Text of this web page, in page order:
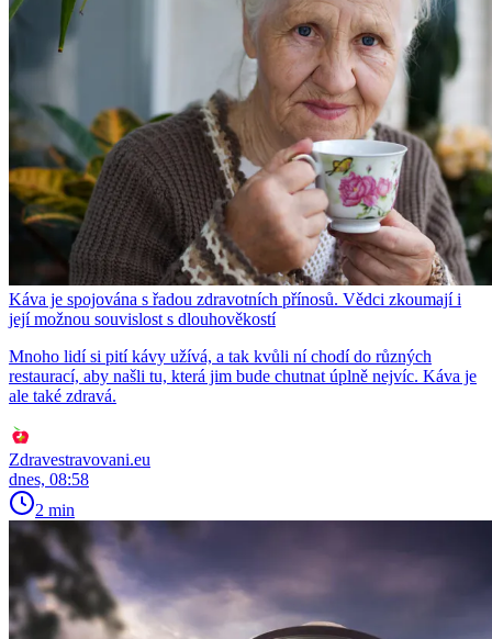
Káva je spojována s řadou zdravotních přínosů. Vědci zkoumají i
její možnou souvislost s dlouhověkostí
Mnoho lidí si pití kávy užívá, a tak kvůli ní chodí do různých
restaurací, aby našli tu, která jim bude chutnat úplně nejvíc. Káva je
ale také zdravá.
Zdravestravovani.eu
dnes, 08:58
2 min